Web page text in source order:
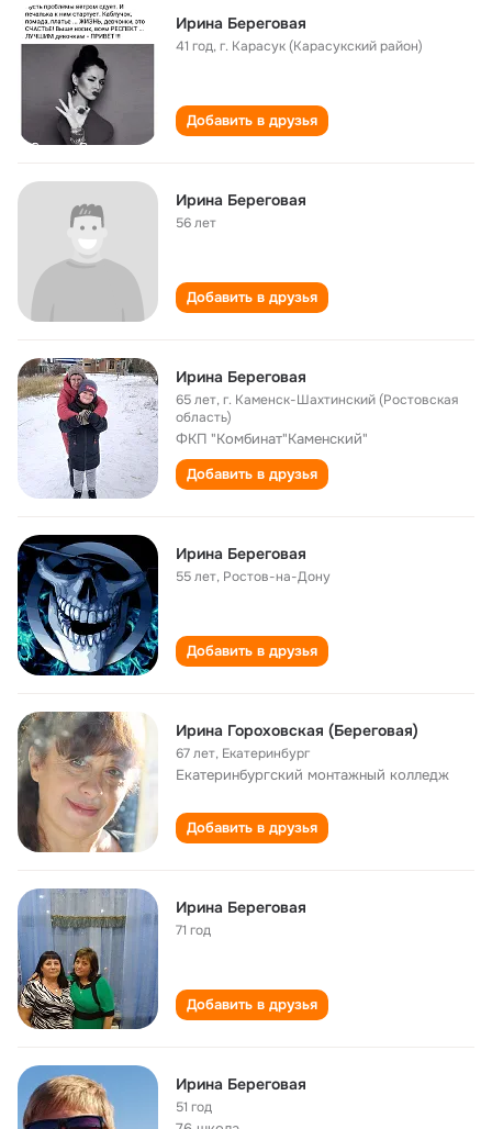
Ирина Береговая
41 год,г. Карасук (Карасукский район)
Добавить в друзья
Ирина Береговая
56 лет
Добавить в друзья
Ирина Береговая
65 лет,г. Каменск-Шахтинский (Ростовская
область)
ФКП "Комбинат"Каменский"
Добавить в друзья
Ирина Береговая
55 лет, Ростов-на-Дону
Добавить в друзья
Ирина Гороховская (Береговая)
67 лет, Екатеринбург
Екатеринбургский монтажный колледж
Добавить в друзья
Ирина Береговая
71 год
Добавить в друзья
Ирина Береговая
51 год